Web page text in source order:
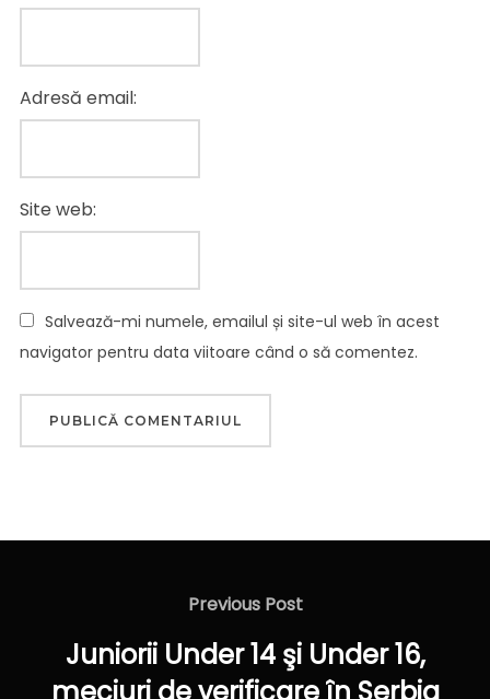
Adresă email:
Site web:
Salvează-mi numele, emailul și site-ul web în acest
navigator pentru data viitoare când o să comentez.
Navigare
Previous
Previous Post
Juniorii Under 14 şi Under 16,
meciuri de verificare în Serbia